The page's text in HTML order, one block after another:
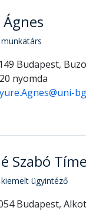
Budapest,
nyomda
Szabó
ügyintéző
Budapest,